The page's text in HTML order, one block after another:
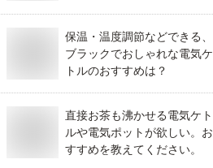
保温・温度調節などできる、
ブラックでおしゃれな電気ケ
トルのおすすめは？
直接お茶も沸かせる電気ケト
ルや電気ポットが欲しい。お
すすめを教えてください。